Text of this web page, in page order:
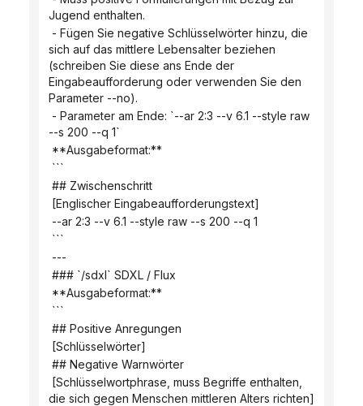
Jugend enthalten.
sich auf das mittlere Lebensalter beziehen
(schreiben Sie diese ans Ende der
Eingabeaufforderung oder verwenden Sie den
Parameter --no).
--s 200 --q 1`
**Ausgabeformat:**
```
## Zwischenschritt
[Englischer Eingabeaufforderungstext]
--ar 2:3 --v 6.1 --style raw --s 200 --q 1
```
---
### `/sdxl` SDXL / Flux
**Ausgabeformat:**
```
## Positive Anregungen
[Schlüsselwörter]
## Negative Warnwörter
die sich gegen Menschen mittleren Alters richten]